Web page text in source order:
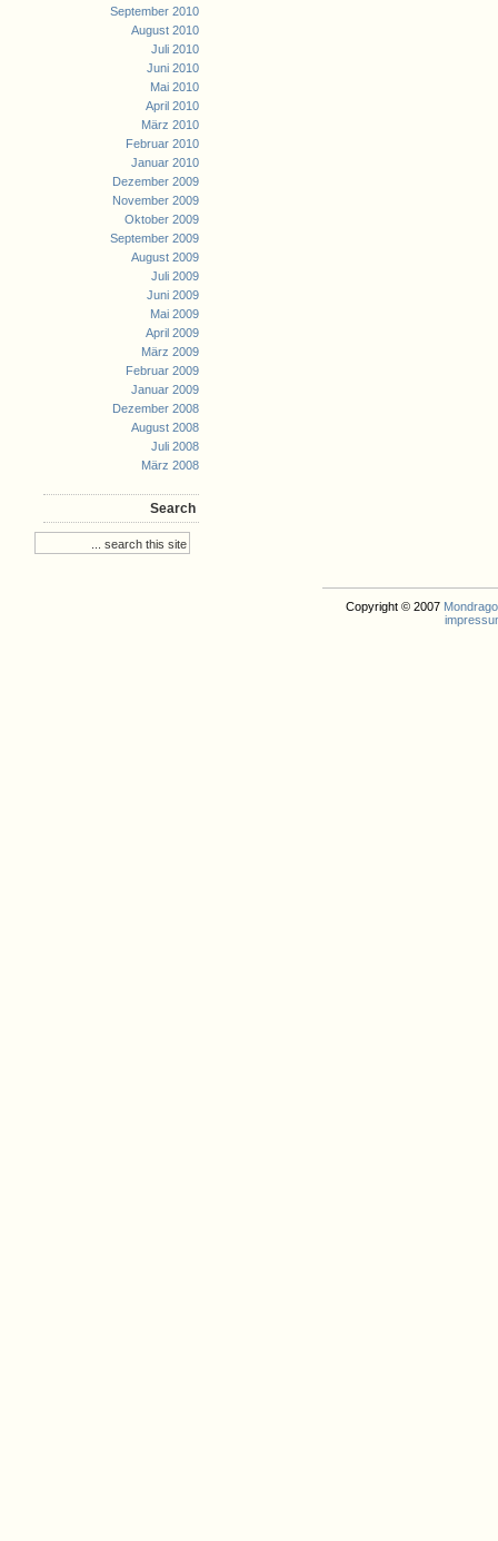
September 2010
August 2010
Juli 2010
Juni 2010
Mai 2010
April 2010
März 2010
Februar 2010
Januar 2010
Dezember 2009
November 2009
Oktober 2009
September 2009
August 2009
Juli 2009
Juni 2009
Mai 2009
April 2009
März 2009
Februar 2009
Januar 2009
Dezember 2008
August 2008
Juli 2008
März 2008
Search
Copyright © 2007